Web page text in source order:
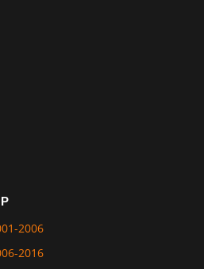
2006
2016